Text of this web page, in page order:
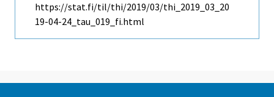
https://stat.fi/til/thi/2019/03/thi_2019_03_20
19-04-24_tau_019_fi.html